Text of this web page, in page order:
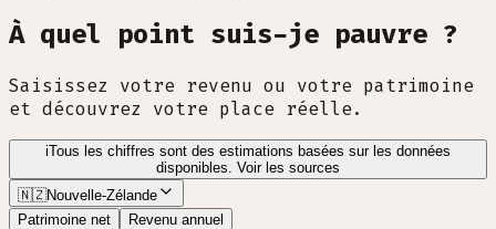
À quel point suis-je pauvre ?
Saisissez votre revenu ou votre patrimoine
et découvrez votre place réelle.
iTous les chiffres sont des estimations basées sur les données
disponibles. Voir les sources
🇳🇿Nouvelle-Zélande
Patrimoine net
Revenu annuel